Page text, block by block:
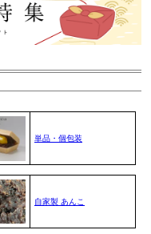
単品・個包装
自家製 あんこ